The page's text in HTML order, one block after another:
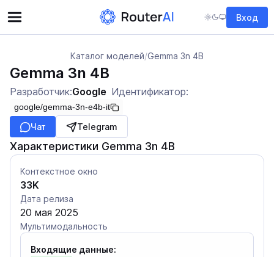
Вход
Каталог моделей/Gemma 3n 4B
Gemma 3n 4B
Разработчик:Google Идентификатор:
google/gemma-3n-e4b-it
Чат Telegram
Характеристики Gemma 3n 4B
Контекстное окно
33K
Дата релиза
20 мая 2025
Мультимодальность
Входящие данные: